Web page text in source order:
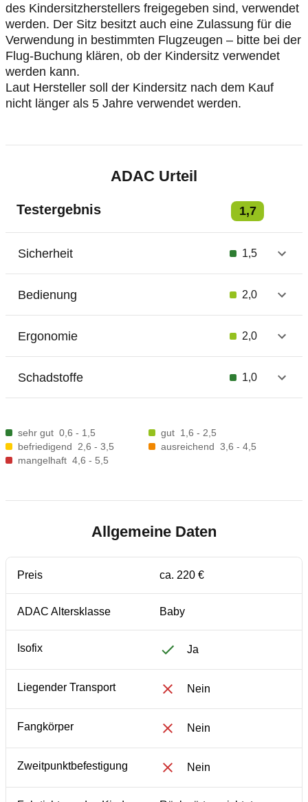
des Kindersitzherstellers freigegeben sind, verwendet
werden. Der Sitz besitzt auch eine Zulassung für die
Verwendung in bestimmten Flugzeugen – bitte bei der
Flug-Buchung klären, ob der Kindersitz verwendet
werden kann.
Laut Hersteller soll der Kindersitz nach dem Kauf
nicht länger als 5 Jahre verwendet werden.
ADAC Urteil
Testergebnis 1,7
Sicherheit 1,5
Bedienung 2,0
Ergonomie 2,0
Schadstoffe 1,0
sehr gut 0,6 - 1,5 gut 1,6 - 2,5
befriedigend
2,6 - 3,5 ausreichend 3,6 - 4,5
mangelhaft 4,6 - 5,5
Allgemeine Daten
Preis ca. 220 €
ADAC Altersklasse Baby
Isofix Ja
Liegender Transport Nein
Fangkörper Nein
Zweitpunktbefestigung Nein